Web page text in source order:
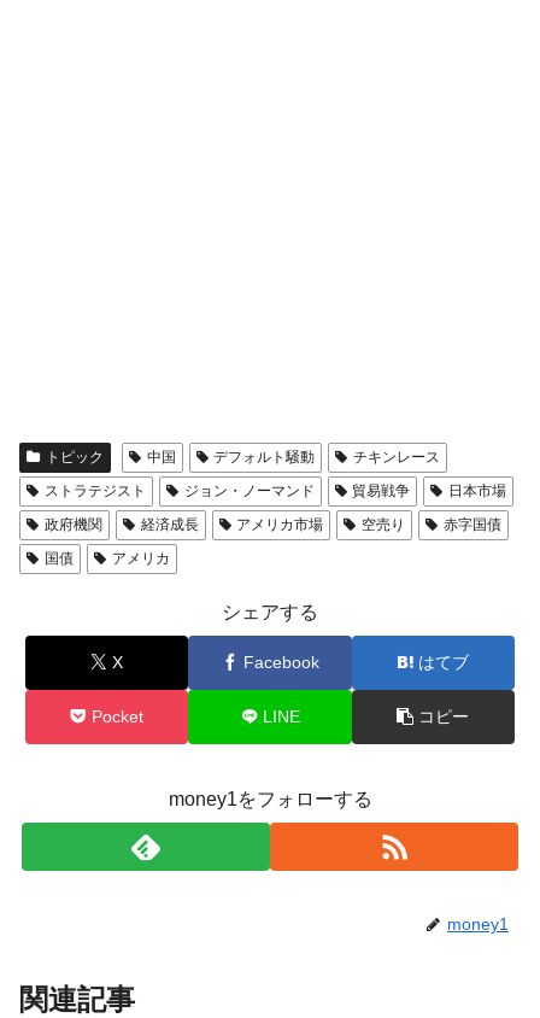
Fact1 奇跡の毛色「白毛馬」とは？
Fact1
全て勝つといくら？ 競馬GI競走で勝利騎手がもら
える賞金とは？
Fact1 平成仮面ライダーの意外すぎるモチーフとは？
発表から2日で大崩壊、鳴かず飛ばずに終わりそう
なスーパーリーグとは？
Fact1
日本人マスターズ挑戦の歴史。松山以前に最高位
だった選手とは？
Fact1 セレクトセールの高額取引馬が稼いだ金額とは？
トピック 中国 デフォルト騒動
チキンレース
ストラテジスト
ジョン・ノーマンド 貿易戦争
日本市場
政府機関
経済成長 アメリカ市場 空売り
赤字国債
国債
アメリカ
シェアする
X Facebook はてブ
Pocket LINE コピー
money1をフォローする
money1
関連記事